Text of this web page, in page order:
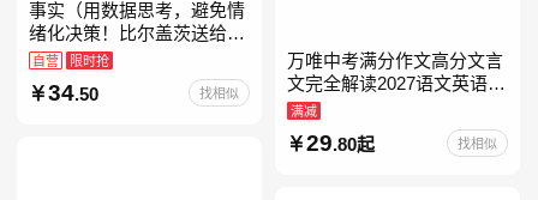
事实（用数据思考，避免情
绪化决策！比尔盖茨送给全
美大学生的毕业礼物！比尔
盖茨逢人就推荐的热门大
书！）读客经管文库
自营 限时抢
34.50 找相似
万唯中考满分作文高分文言
文完全解读2027语文英语初
中作文万维中考现代文古诗
文阅读名著阅读考点精练古
诗文60篇文言文实词
满减
29.80起 找相似